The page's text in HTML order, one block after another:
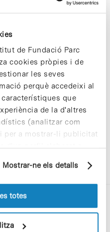
de Fundació Parc
cookies pròpies i de
les seves
perquè accedeixi al
que
de la d'altres
(analitzar com
per a mostrar-li publicitat
d'un perfil elaborat a
més informació sobre
Política de cookiesdel
Mostrar-ne els detalls
totes
keywords.